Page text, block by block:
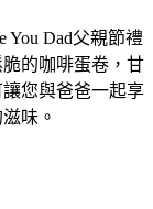
You Dad父親節禮
的咖啡蛋卷，甘
您與爸爸一起享
味。